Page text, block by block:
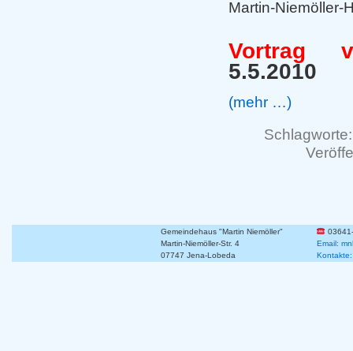
Martin-Niemöller-
Vortrag
5.5.2010
(mehr …)
Schlagworte:
Gemeindehaus "Martin Niemöller"
Martin-Niemöller-Str. 4
Email:
07747 Jena-Lobeda